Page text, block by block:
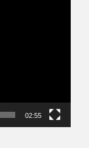
02:55